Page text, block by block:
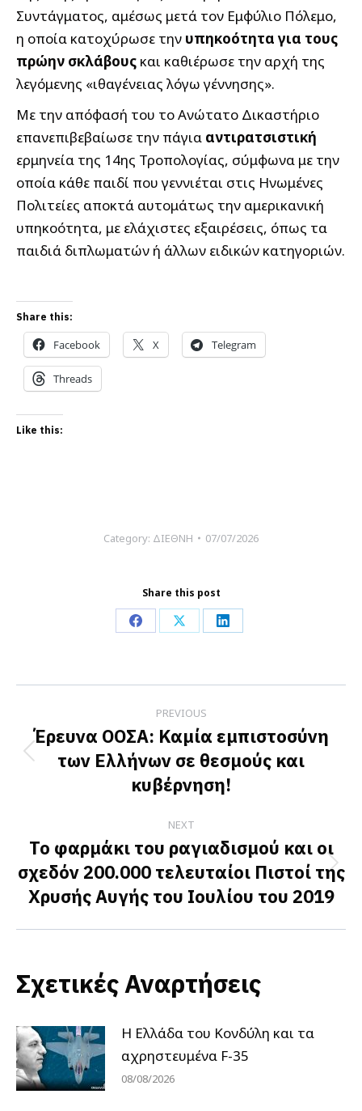
Συντάγματος, αμέσως μετά τον Εμφύλιο Πόλεμο,
η οποία κατοχύρωσε την υπηκοότητα για τους
πρώην σκλάβους και καθιέρωσε την αρχή της
λεγόμενης «ιθαγένειας λόγω γέννησης».
Με την απόφασή του το Ανώτατο Δικαστήριο
επανεπιβεβαίωσε την πάγια αντιρατσιστική
ερμηνεία της 14ης Τροπολογίας, σύμφωνα με την
οποία κάθε παιδί που γεννιέται στις Ηνωμένες
Πολιτείες αποκτά αυτομάτως την αμερικανική
υπηκοότητα, με ελάχιστες εξαιρέσεις, όπως τα
παιδιά διπλωματών ή άλλων ειδικών κατηγοριών.
Share this:
Facebook X Telegram
Threads
Like this:
Category: ΔΙΕΘΝΗ 07/07/2026
Share this post
Share Share Share
navigation
PREVIOUS
Previous
post:
Έρευνα ΟΟΣΑ: Καμία εμπιστοσύνη
των Ελλήνων σε θεσμούς και
κυβέρνηση!
NEXT
Next
post:
Το φαρμάκι του ραγιαδισμού και οι
σχεδόν 200.000 τελευταίοι Πιστοί της
Χρυσής Αυγής του Ιουλίου του 2019
Σχετικές Αναρτήσεις
Η Ελλάδα του Κονδύλη και τα
αχρηστευμένα F-35
08/08/2026